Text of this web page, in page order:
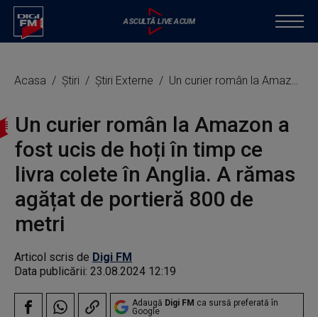
Acasa Știri Știri Externe Un curier român la Amazon a fost ucis de hoți în timp ce livra colete în Anglia. A rămas agățat de portieră 800 de metri
Un curier român la Amazon a
fost ucis de hoți în timp ce
livra colete în Anglia. A rămas
agățat de portieră 800 de
metri
Articol scris de Digi FM
Data publicării: 23.08.2024 12:19
Adaugă Digi FM ca sursă preferată în
Google